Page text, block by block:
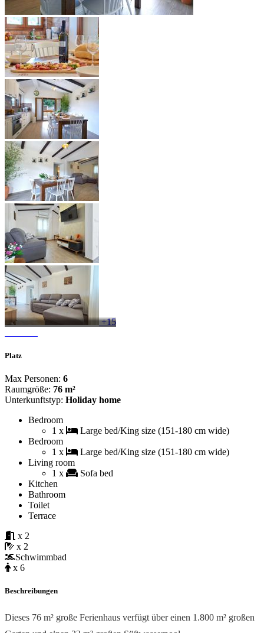
+15
Platz
Max Personen: 6
Raumgröße: 76 m²
Unterkunftstyp: Holiday home
Bedroom
1 x
Large bed/King size (151-180 cm wide)
Bedroom
1 x
Large bed/King size (151-180 cm wide)
Living room
1 x
Sofa bed
Kitchen
Bathroom
Toilet
Terrace
x 2
x 2
Schwimmbad
x 6
Beschreibungen
Dieses 76 m² große Ferienhaus verfügt über einen 1.800 m² großen